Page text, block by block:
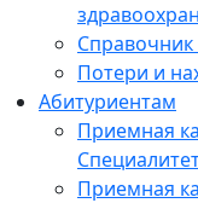
Потери и
Абитуриентам
Приемная
Приемная